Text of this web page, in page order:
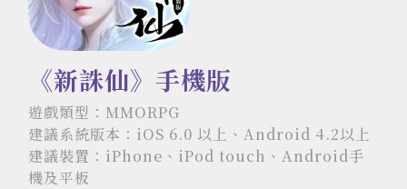
《新誅仙》手機版
遊戲類型：MMORPG
建議系統版本：iOS 6.0 以上、Android 4.2以上
建議裝置：iPhone、iPod touch、Android手
機及平板